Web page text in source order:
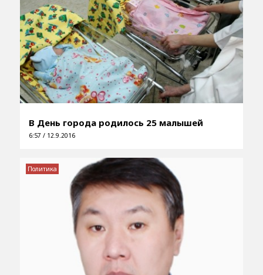
В День города родилось 25 малышей
6:57 / 12.9.2016
Политика